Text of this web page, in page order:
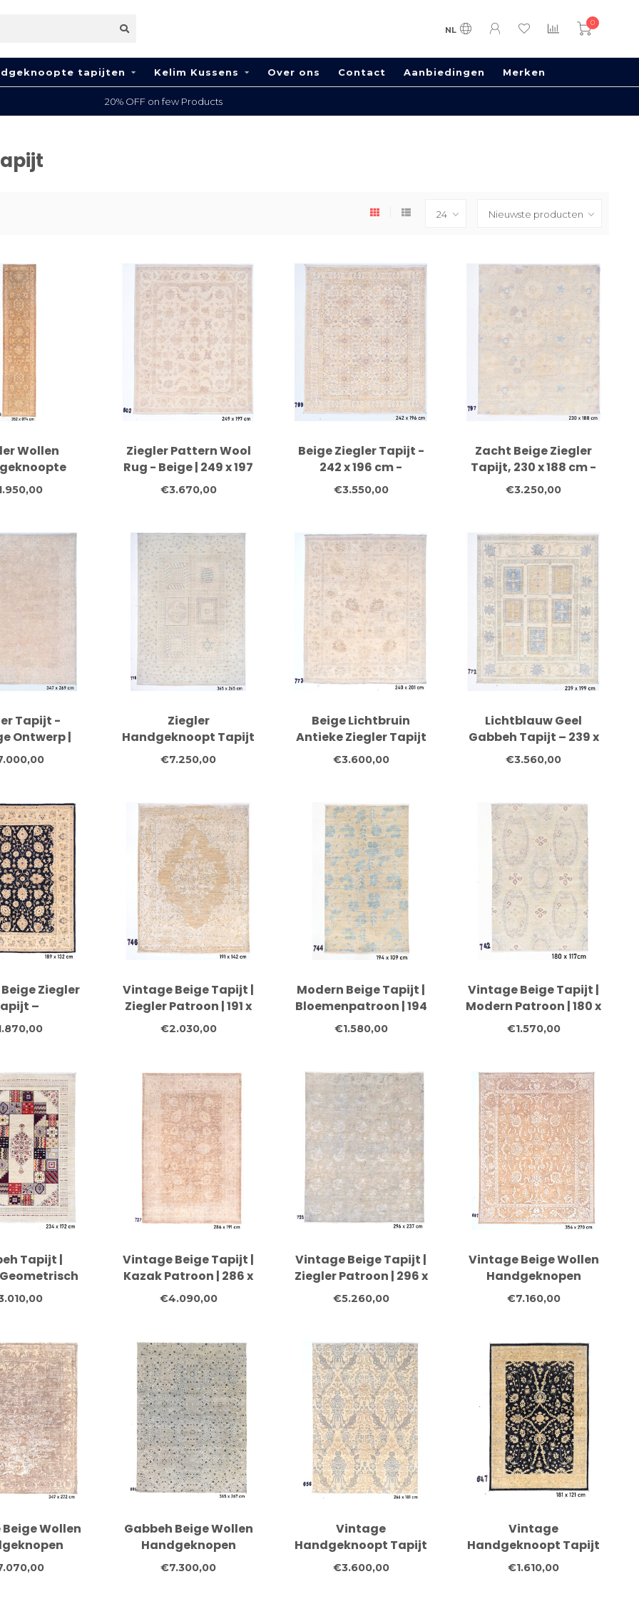
NL
0
tapijten Kelim Kussens Over ons Contact Aanbiedingen Merken
100% Wool
Wollen
en Gele
– 352 x 074
Ziegler Pattern Wool
Rug - Beige | 249 x 197
cm
€3.670,00
Beige Ziegler Tapijt -
242 x 196 cm -
Handgeknoopt Wol
€3.550,00
Zacht Beige Ziegler
Tapijt, 230 x 188 cm -
Handgeknoopt
Wollen Tapijt
€3.250,00
Tapijt -
Ontwerp |
Wol -
cm
Ziegler
Handgeknoopt Tapijt
- 365 x 265 cm
€7.250,00
Beige Lichtbruin
Antieke Ziegler Tapijt
– 240 x 201 cm
€3.600,00
Lichtblauw Geel
Gabbeh Tapijt – 239 x
199 cm
€3.560,00
Ziegler
–
– 189 x
cm – Wol
Vintage Beige Tapijt |
Ziegler Patroon | 191 x
142 cm |
Handgeknoopt
€2.030,00
Modern Beige Tapijt |
Bloemenpatroon | 194
x 109 cm |
Handgeknoopt
€1.580,00
Vintage Beige Tapijt |
Modern Patroon | 180 x
117 cm |
Handgeknoopt
€1.570,00
Tapijt |
x 172 cm |
Vintage Beige Tapijt |
Kazak Patroon | 286 x
191 cm |
Handgeknoopt
€4.090,00
Vintage Beige Tapijt |
Ziegler Patroon | 296 x
237 cm |
Handgeknoopt
€5.260,00
Vintage Beige Wollen
Handgeknopen
Tapijt, 354 x 270 cm,
Ziegler
€7.160,00
Wollen
x 272 cm,
Antieke
Gabbeh Beige Wollen
Handgeknopen
Tapijt, 365 x 267 cm,
Bloemenmotief
€7.300,00
Vintage
Handgeknoopt Tapijt
- Beige met Blauw
Patroon - 266 x 181 cm
€3.600,00
Vintage
Handgeknoopt Tapijt
- Zwart met Gouden
Rand - 181 x 121 cm -
€1.610,00